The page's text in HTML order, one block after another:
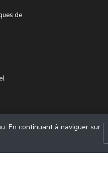
de
En continuant à naviguer sur